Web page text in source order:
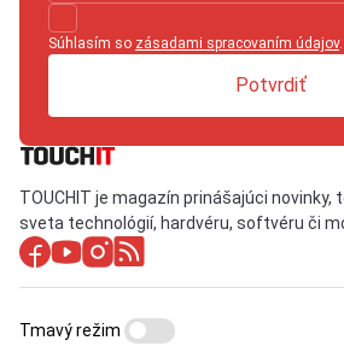
Súhlasím so zásadami spracovaním údajov.
Potvrdiť
TOUCHIT je magazín prinášajúci novinky,
sveta technológií, hardvéru, softvéru či
Tmavý režim